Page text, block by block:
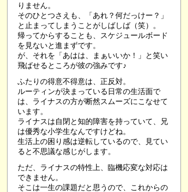
りません。
そのひとつさえも、「あれ？何だっけー？」
と止まってしまうことがしばしば（笑）。
帰ってからすることも、スケジュールボード
を見ないと進まずです。
が、それを「あはは、まぁいいか！」と笑い
飛ばせるところが彼の強みです♪
ふたりの得意不得意は、正反対。
ルーティンが決まっている日常の生活面で
は、ライナスの方が断然スムーズにこなせて
います。
ライナスは自閉と知的障害を持っていて、兄
は優秀な小学生なんですけどね。
生活上の困り感は逆転しているので、見てい
ると不思議な感じがします。
ただ、ライナスの特性上、臨機応変な対応は
できません。
そこは一生の課題だと思うので、これからの